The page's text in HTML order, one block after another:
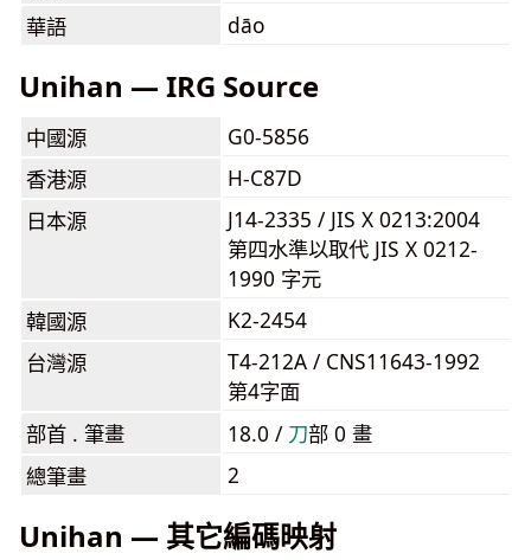
華語
dāo
Unihan — IRG Source
中國源
G0-5856
香港源
H-C87D
日本源
J14-2335 / JIS X 0213:2004
第四水準以取代 JIS X 0212-
1990 字元
韓國源
K2-2454
台灣源
T4-212A / CNS11643-1992
第4字面
部首 . 筆畫
18.0 / ⼑部 0 畫
總筆畫
2
Unihan — 其它編碼映射